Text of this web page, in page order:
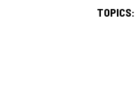
TOPICS: